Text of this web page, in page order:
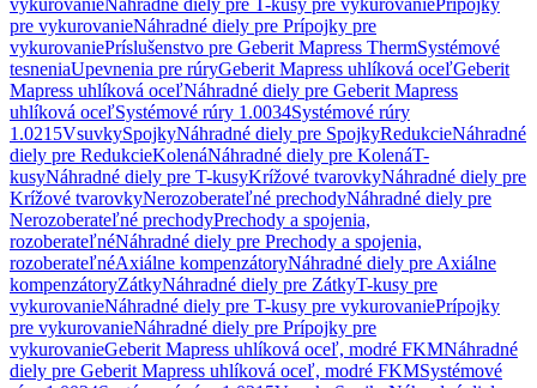
vykurovanieNáhradné diely pre T-kusy pre vykurovaniePrípojky
pre vykurovanieNáhradné diely pre Prípojky pre
vykurovaniePríslušenstvo pre Geberit Mapress ThermSystémové
tesneniaUpevnenia pre rúryGeberit Mapress uhlíková oceľGeberit
Mapress uhlíková oceľNáhradné diely pre Geberit Mapress
uhlíková oceľSystémové rúry 1.0034Systémové rúry
1.0215VsuvkySpojkyNáhradné diely pre SpojkyRedukcieNáhradné
diely pre RedukcieKolenáNáhradné diely pre KolenáT-
kusyNáhradné diely pre T-kusyKrížové tvarovkyNáhradné diely pre
Krížové tvarovkyNerozoberateľné prechodyNáhradné diely pre
Nerozoberateľné prechodyPrechody a spojenia,
rozoberateľnéNáhradné diely pre Prechody a spojenia,
rozoberateľnéAxiálne kompenzátoryNáhradné diely pre Axiálne
kompenzátoryZátkyNáhradné diely pre ZátkyT-kusy pre
vykurovanieNáhradné diely pre T-kusy pre vykurovaniePrípojky
pre vykurovanieNáhradné diely pre Prípojky pre
vykurovanieGeberit Mapress uhlíková oceľ, modré FKMNáhradné
diely pre Geberit Mapress uhlíková oceľ, modré FKMSystémové